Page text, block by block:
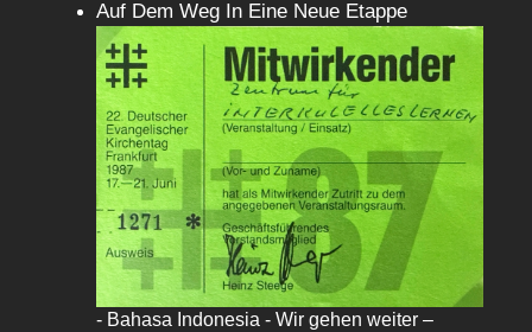
Auf Dem Weg In Eine Neue Etappe
- Bahasa Indonesia - Wir gehen weiter –